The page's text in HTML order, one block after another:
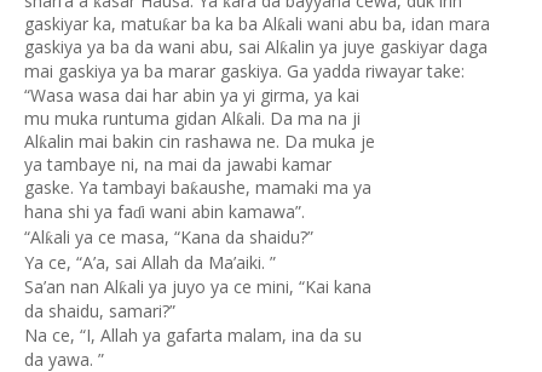
gaskiyar ka, matuƙar ba ka ba Alƙali wani abu ba, idan mara
gaskiya ya ba da wani abu, sai Alƙalin ya juye gaskiyar daga
mai gaskiya ya ba marar gaskiya. Ga yadda riwayar take:
“Wasa wasa dai har abin ya yi girma, ya kai
mu muka runtuma gidan Alƙali. Da ma na ji
Alƙalin mai bakin cin rashawa ne. Da muka je
ya tambaye ni, na mai da jawabi kamar
gaske. Ya tambayi baƙaushe, mamaki ma ya
hana shi ya faɗi wani abin kamawa”.
“Alƙali ya ce masa, “Kana da shaidu?”
Ya ce, “A’a, sai Allah da Ma’aiki. ”
Sa’an nan Alƙali ya juyo ya ce mini, “Kai kana
da shaidu, samari?”
Na ce, “I, Allah ya gafarta malam, ina da su
da yawa. ”